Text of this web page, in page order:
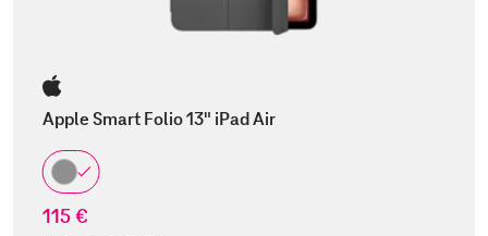
Apple Smart Folio 13" iPad Air
115 €